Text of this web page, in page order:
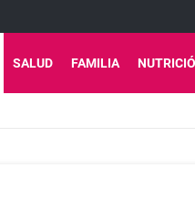
SALUD FAMILIA